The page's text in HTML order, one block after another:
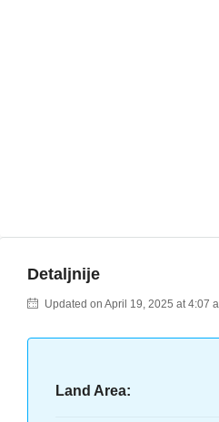
Detaljnije
Updated on April 19, 2025 at 4:07
Land Area: